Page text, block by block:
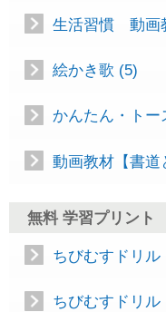
生活習慣 動画
絵かき歌 (5)
かんたん・ト
動画教材【書道
無料 学習プリント
ちびむすドリル
ちびむすドリル